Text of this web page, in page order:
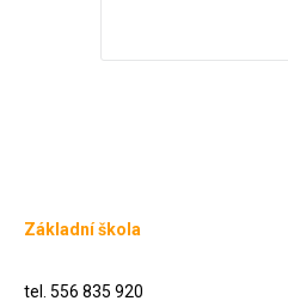
Základní škola
tel. 556 835 920